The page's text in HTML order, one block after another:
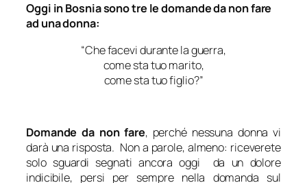
Oggi in Bosnia sono tre le domande da non fare
ad una donna:
“Che facevi durante la guerra,
come sta tuo marito,
come sta tuo figlio?”
Domande da non fare, perché nessuna donna vi
darà una risposta. Non a parole, almeno: riceverete
solo sguardi segnati ancora oggi da un dolore
indicibile, persi per sempre nella domanda sul